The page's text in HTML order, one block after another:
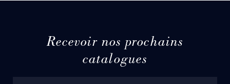
Recevoir nos prochains
catalogues